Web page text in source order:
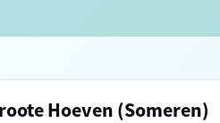
Hoeven (Someren)